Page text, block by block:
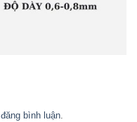
đăng bình luận.